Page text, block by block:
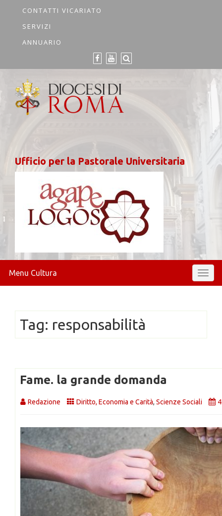
CONTATTI VICARIATO
SERVIZI
ANNUARIO
Ufficio per la Pastorale Universitaria
Menu Cultura
Tag: responsabilità
Fame. la grande domanda
Redazione Diritto, Economia e Carità, Scienze Sociali